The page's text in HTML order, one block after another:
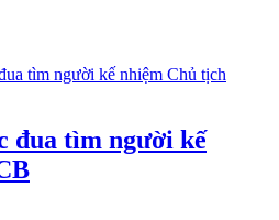
đua tìm người kế